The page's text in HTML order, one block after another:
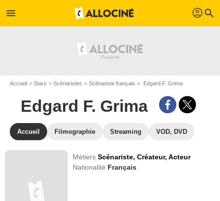
menu profil search
Accueil Stars Scénaristes Scénariste français Edgard F. Grima
Edgard F. Grima
Accueil Filmographie Streaming VOD, DVD
MétiersScénariste,Créateur,Acteur
Nationalité Français